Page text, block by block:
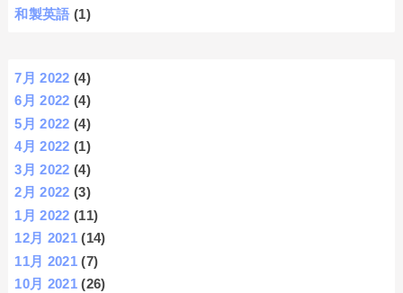
和製英語 (1)
7月 2022 (4)
6月 2022 (4)
5月 2022 (4)
4月 2022 (1)
3月 2022 (4)
2月 2022 (3)
1月 2022 (11)
12月 2021 (14)
11月 2021 (7)
10月 2021 (26)